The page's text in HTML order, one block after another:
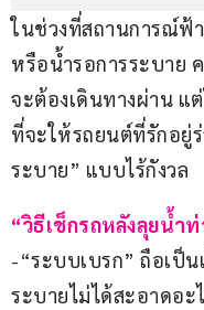
ในช่วงที่สถานการณ์ฟ้
หรือน้ำรอการระบาย
จะต้องเดินทางผ่าน แต่
ที่จะให้รถยนต์ที่รักอยู่
ระบาย” แบบไร้กังวล
“วิธีเช็กรถหลังลุยน้ำท่
-“ระบบเบรก” ถือเป็
ระบายไม่ได้สะอาดอะ